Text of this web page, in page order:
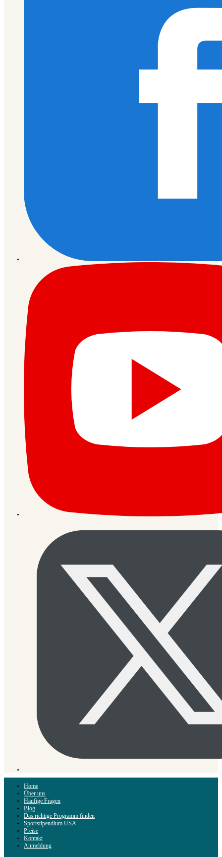
Home
Über uns
Häufige Fragen
Blog
Das richtige Programm finden
Sportstipendium USA
Preise
Kontakt
Anmeldung